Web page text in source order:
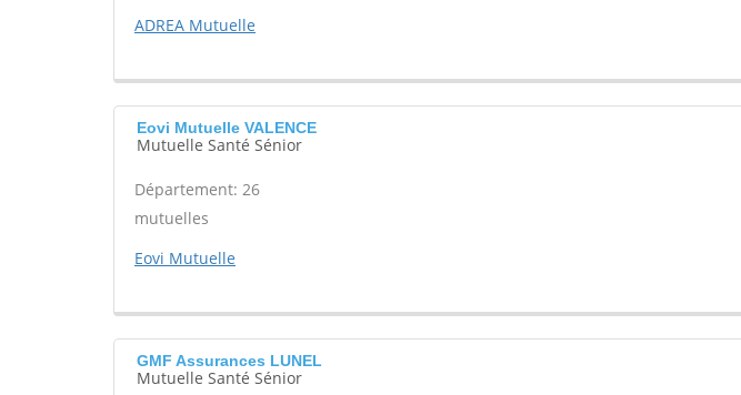
ADREA Mutuelle
Eovi Mutuelle VALENCE
Mutuelle Santé Sénior
Département: 26
mutuelles
Eovi Mutuelle
GMF Assurances LUNEL
Mutuelle Santé Sénior